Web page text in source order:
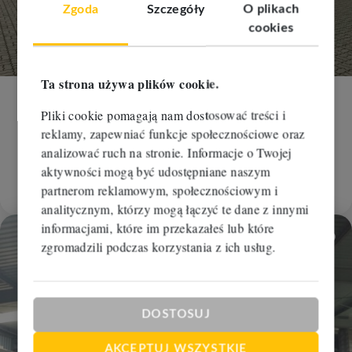
Zgoda Szczegóły
O plikach
cookies
Ta strona używa plików cookie.
Pliki cookie pomagają nam dostosować treści i
reklamy, zapewniać funkcje społecznościowe oraz
analizować ruch na stronie. Informacje o Twojej
aktywności mogą być udostępniane naszym
partnerom reklamowym, społecznościowym i
analitycznym, którzy mogą łączyć te dane z innymi
informacjami, które im przekazałeś lub które
zgromadzili podczas korzystania z ich usług.
DOSTOSUJ
AKCEPTUJ WSZYSTKIE
Hala na wynajem
Bydgoszcz, Siernieczek
636 m
28,00 zł/m
RBM-HW-111247 17 808 zł